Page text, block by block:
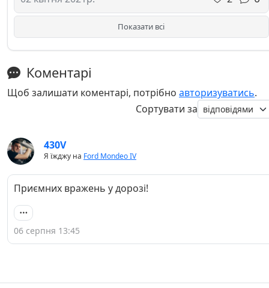
Показати всі
Коментарі
Щоб залишати коментарі, потрібно авторизуватись.
Сортувати за
430V
Я їжджу на Ford Mondeo IV
Приємних вражень у дорозі!
06 серпня 13:45